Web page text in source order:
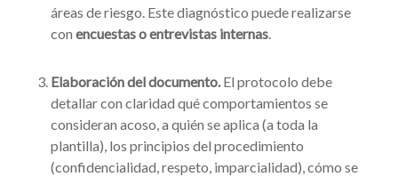
áreas de riesgo. Este diagnóstico puede realizarse
con encuestas o entrevistas internas.
Elaboración del documento.El protocolo debe
detallar con claridad qué comportamientos se
consideran acoso, a quién se aplica (a toda la
plantilla), los principios del procedimiento
(confidencialidad, respeto, imparcialidad), cómo se